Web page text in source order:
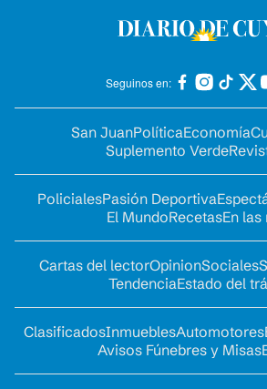
Seguinos en:
San JuanPolíticaEconomía
Suplemento Verde
PolicialesPasión Deportiva
El MundoRecetasEn las
Cartas del lectorOpinionSociales
TendenciaEstado del
ClasificadosInmueblesAutomotores
Avisos Fúnebres y Misas